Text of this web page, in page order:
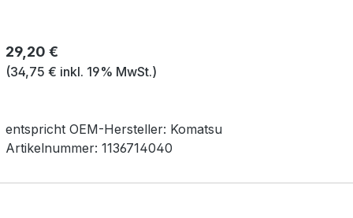
Regulärer Preis:
29,20 €
(34,75 € inkl. 19% MwSt.)
entspricht OEM-Hersteller: Komatsu
Artikelnummer: 1136714040